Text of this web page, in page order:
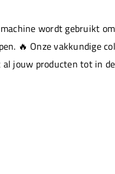
wordt gebruikt
🔥 Onze vakkundige
jouw producten tot in